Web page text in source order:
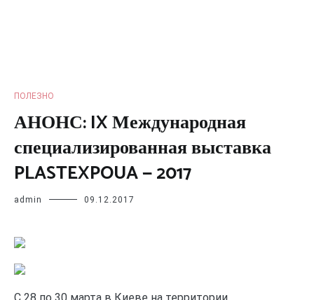
ПОЛЕЗНО
АНОНС: IX Международная
специализированная выставка
PLASTEXPOUA — 2017
admin 09.12.2017